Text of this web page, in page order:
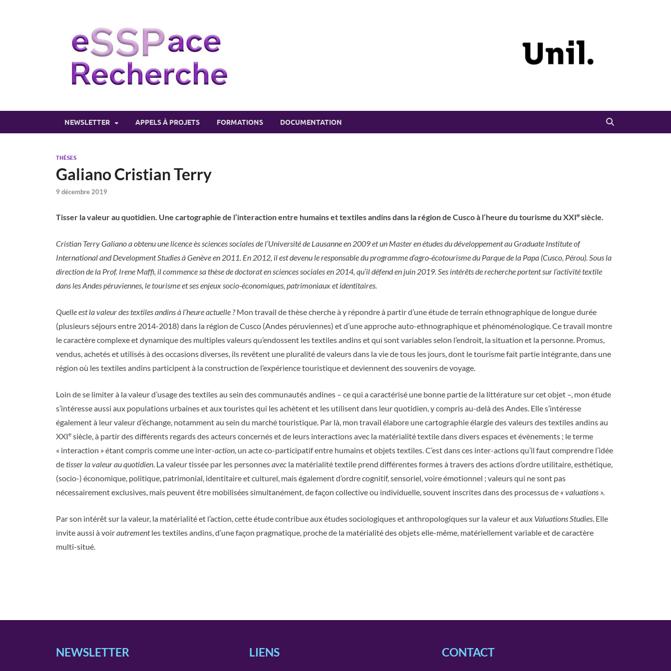
NEWSLETTER APPELS À PROJETS FORMATIONS DOCUMENTATION
THÈSES
Galiano Cristian Terry
9 décembre 2019
Tisser la valeur au quotidien. Une cartographie de l’interaction entre humains et textiles andinsdans la région de Cusco à l’heure du tourisme du XXIe siècle.
Cristian Terry Galiano a obtenu une licence ès sciences sociales de l’Université de Lausanne en 2009 et un Master en études du développement au Graduate Institute of
International and Development Studies à Genève en 2011. En 2012, il est devenu le responsable du programme d’agro-écotourisme du Parque de la Papa (Cusco, Pérou). Sous la
direction de la Prof. Irene Maffi, il commence sa thèse de doctorat en sciences sociales en 2014, qu’il défend en juin 2019. Ses intérêts de recherche portent sur l’activité textile
dans les Andes péruviennes, le tourisme et ses enjeux socio-économiques, patrimoniaux et identitaires.
Quelle est la valeur des textiles andins à l’heure actuelle ?Mon travail de thèse cherche à y répondre à partir d’une étude de terrain ethnographique de longue durée
(plusieurs séjours entre 2014-2018) dans la région de Cusco (Andes péruviennes) et d’une approche auto-ethnographique et phénoménologique. Ce travail montre
le caractère complexe et dynamique des multiples valeurs qu’endossent les textiles andins et qui sont variables selon l’endroit, la situation et la personne. Promus,
vendus, achetés et utilisés à des occasions diverses, ils revêtent une pluralité de valeurs dans la vie de tous les jours, dont le tourisme fait partie intégrante, dans une
région où les textiles andins participent à la construction de l’expérience touristique et deviennent des souvenirs de voyage.
Loin de se limiter à la valeur d’usage des textiles au sein des communautés andines – ce qui a caractérisé une bonne partie de la littérature sur cet objet –, mon étude
s’intéresse aussi aux populations urbaines et aux touristes qui les achètent et les utilisent dans leur quotidien, y compris au-delà des Andes. Elle s’intéresse
également à leur valeur d’échange, notamment au sein du marché touristique. Par là, mon travail élabore une cartographie élargie des valeurs des textiles andins au
XXIe siècle, à partir des différents regards des acteurs concernés et de leurs interactions avec la matérialité textile dans divers espaces et évènements ; le terme
« interaction » étant compris comme une inter-action, un acte co-participatif entre humains et objets textiles. C’est dans ces inter-actions qu’il faut comprendre l’idée
detisser la valeur au quotidien. La valeur tissée par les personnesavec la matérialité textile prend différentes formes à travers des actions d’ordre utilitaire, esthétique,
(socio-) économique, politique, patrimonial, identitaire et culturel, mais également d’ordre cognitif, sensoriel, voire émotionnel ; valeurs qui ne sont pas
nécessairement exclusives, mais peuvent être mobilisées simultanément, de façon collective ou individuelle, souvent inscrites dans des processus de « valuations ».
Par son intérêt sur la valeur, la matérialité et l’action, cette étude contribue aux études sociologiques et anthropologiques sur la valeur et aux Valuations Studies. Elle
invite aussi à voirautrementles textiles andins, d’une façon pragmatique, proche de la matérialité des objets elle-même, matériellement variable et de caractère
multi-situé.
NEWSLETTER LIENS CONTACT